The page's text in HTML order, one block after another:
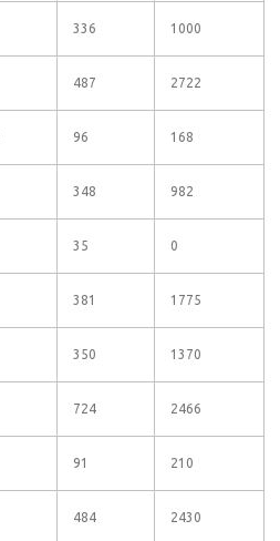
336 1000
487 2722
96 168
348 982
35 0
381 1775
350 1370
724 2466
91 210
484 2430